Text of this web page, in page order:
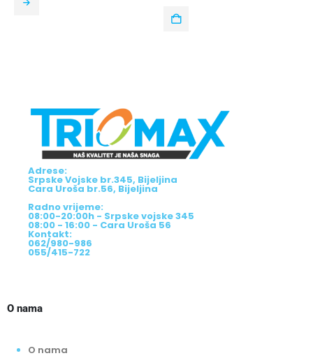
Adrese:
Srpske Vojske br.345, Bijeljina
Cara Uroša br.56, Bijeljina
Radno vrijeme:
08:00-20:00h - Srpske vojske 345
08:00 - 16:00 - Cara Uroša 56
Kontakt:
062/980-986
055/415-722
O nama
O nama